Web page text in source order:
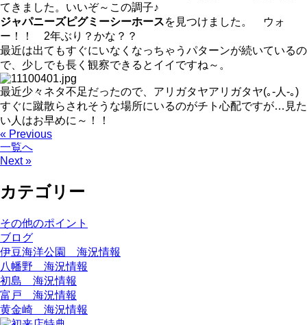
てきました。いいぞ～この調子♪
ジャパニーズピグミーシーホースを見つけました。 ウォ
ー！！ 2年ぶり？かな？？
最近は出てもすぐにいなくなっちゃうパターンが続いているの
で、少しでも長く観察できるとイイですね～。
最近少々ネタ不足だったので、アリガタヤアリガタヤ(｡-人-｡)
すぐに蹴散らされそうな場所にいるのがチト心配ですが…見た
い人はお早めに～！！
« Previous
一覧へ
Next »
カテゴリー
その他のポイント
ブログ
伊豆海洋公園 海況情報
八幡野 海況情報
初島 海況情報
富戸 海況情報
黄金崎 海況情報